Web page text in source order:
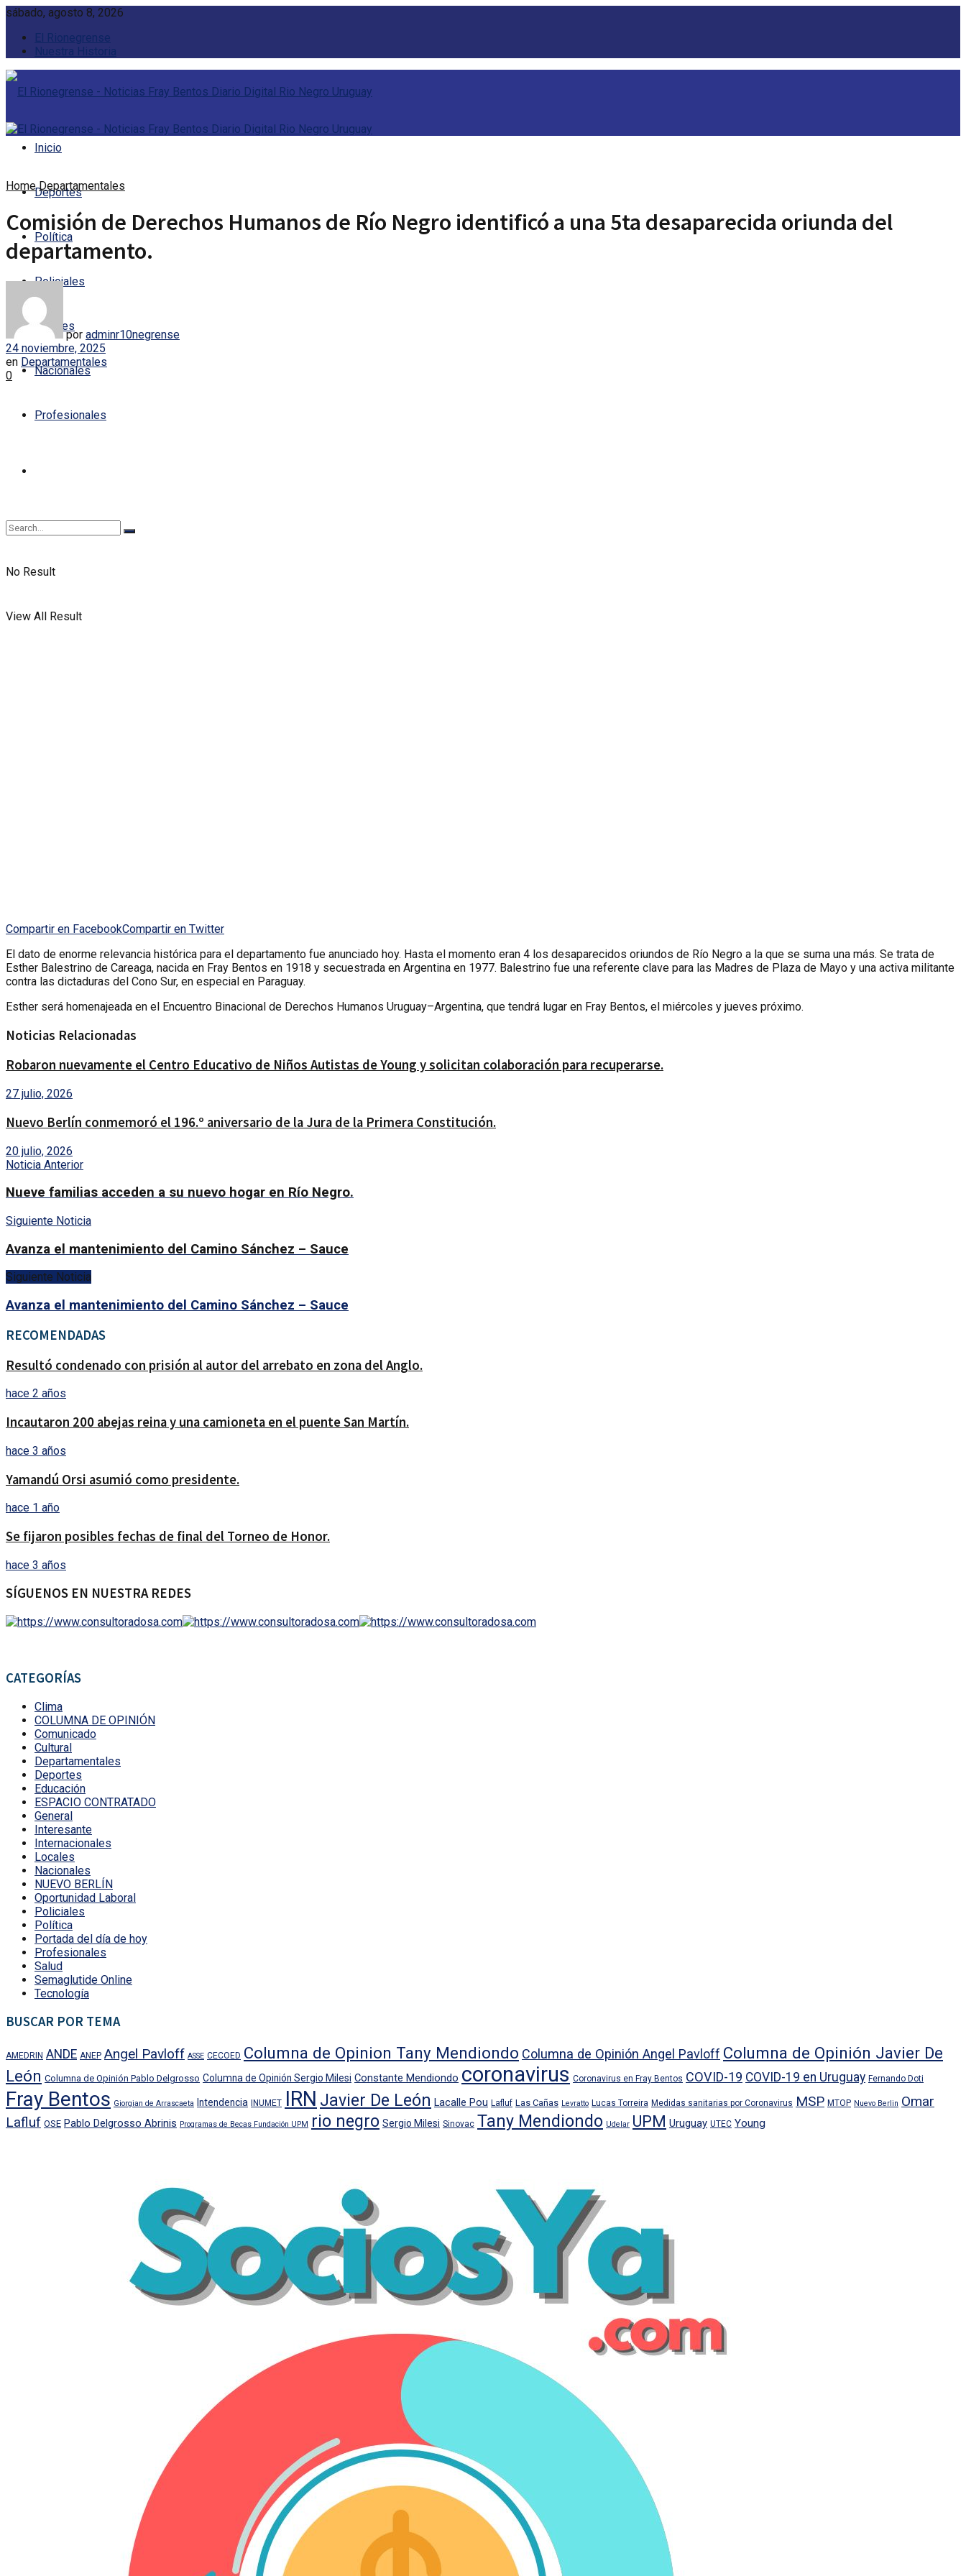
sábado, agosto 8, 2026
El Rionegrense
Nuestra Historia
Inicio
Deportes
Política
Policiales
Locales
Nacionales
Profesionales
No Result
View All Result
Home Departamentales
Comisión de Derechos Humanos de Río Negro identificó a una 5ta desaparecida oriunda del
departamento.
por adminr10negrense
24 noviembre, 2025
en Departamentales
0
Compartir en FacebookCompartir en Twitter
El dato de enorme relevancia histórica para el departamento fue anunciado hoy. Hasta el momento eran 4 los desaparecidos oriundos de Río Negro a la que se suma una más. Se trata de
Esther Balestrino de Careaga, nacida en Fray Bentos en 1918 y secuestrada en Argentina en 1977. Balestrino fue una referente clave para las Madres de Plaza de Mayo y una activa militante
contra las dictaduras del Cono Sur, en especial en Paraguay.
Esther será homenajeada en el Encuentro Binacional de Derechos Humanos Uruguay–Argentina, que tendrá lugar en Fray Bentos, el miércoles y jueves próximo.
Noticias Relacionadas
Robaron nuevamente el Centro Educativo de Niños Autistas de Young y solicitan colaboración para recuperarse.
27 julio, 2026
Nuevo Berlín conmemoró el 196.º aniversario de la Jura de la Primera Constitución.
20 julio, 2026
Noticia Anterior
Nueve familias acceden a su nuevo hogar en Río Negro.
Siguiente Noticia
Avanza el mantenimiento del Camino Sánchez – Sauce
Siguiente Noticia
Avanza el mantenimiento del Camino Sánchez – Sauce
RECOMENDADAS
Resultó condenado con prisión al autor del arrebato en zona del Anglo.
hace 2 años
Incautaron 200 abejas reina y una camioneta en el puente San Martín.
hace 3 años
Yamandú Orsi asumió como presidente.
hace 1 año
Se fijaron posibles fechas de final del Torneo de Honor.
hace 3 años
SÍGUENOS EN NUESTRA REDES
CATEGORÍAS
Clima
COLUMNA DE OPINIÓN
Comunicado
Cultural
Departamentales
Deportes
Educación
ESPACIO CONTRATADO
General
Interesante
Internacionales
Locales
Nacionales
NUEVO BERLÍN
Oportunidad Laboral
Policiales
Política
Portada del día de hoy
Profesionales
Salud
Semaglutide Online
Tecnología
BUSCAR POR TEMA
AMEDRIN ANDE ANEP Angel Pavloff ASSE CECOED Columna de Opinion Tany Mendiondo Columna de Opinión Angel Pavloff Columna de Opinión Javier De
León Columna de Opinión Pablo Delgrosso Columna de Opinión Sergio Milesi Constante Mendiondo coronavirus Coronavirus en Fray Bentos COVID-19 COVID-19 en Uruguay Fernando Doti
Fray Bentos Giorgian de Arrascaeta Intendencia INUMET IRN Javier De León Lacalle Pou Lafluf Las Cañas Levratto Lucas Torreira Medidas sanitarias por Coronavirus MSP MTOP Nuevo Berlin Omar
Lafluf OSE Pablo Delgrosso Abrinis Programas de Becas Fundación UPM rio negro Sergio Milesi Sinovac Tany Mendiondo Udelar UPM Uruguay UTEC Young